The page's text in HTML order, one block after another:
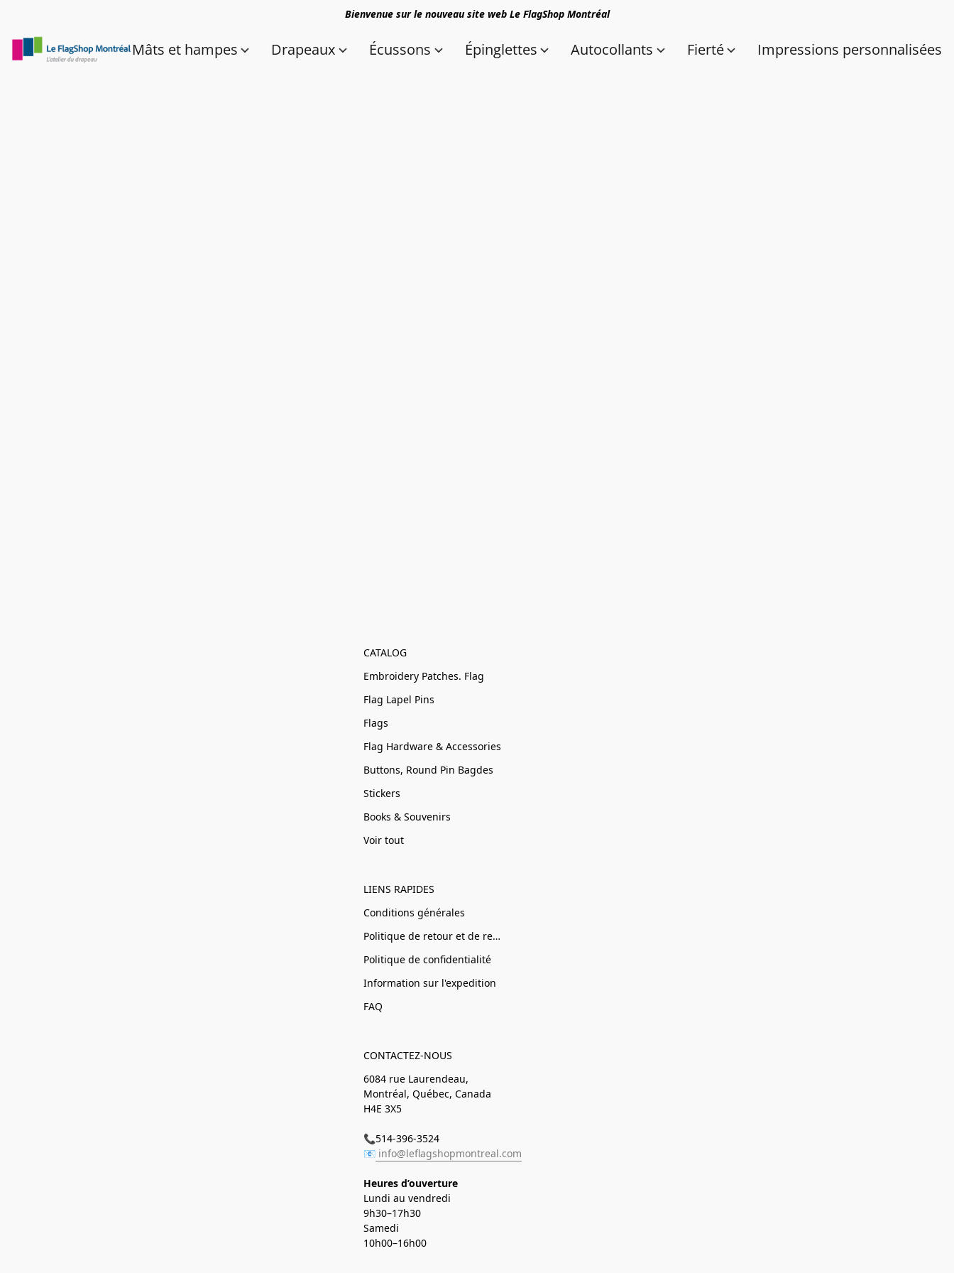
Bienvenue sur le nouveau site web Le FlagShop Montréal
Mâts et hampes Drapeaux Écussons Épinglettes Autocollants Fierté Impressions personnalisées
CATALOG
Embroidery Patches. Flag
Flag Lapel Pins
Flags
Flag Hardware & Accessories
Buttons, Round Pin Bagdes
Stickers
Books & Souvenirs
Voir tout
LIENS RAPIDES
Conditions générales
Politique de retour et de remboursement
Politique de confidentialité
Information sur l'expedition
FAQ
CONTACTEZ-NOUS
6084 rue Laurendeau,
Montréal, Québec, Canada
H4E 3X5
📞514-396-3524
📧 info@leflagshopmontreal.com
Heures d’ouverture
Lundi au vendredi
9h30–17h30
Samedi
10h00–16h00